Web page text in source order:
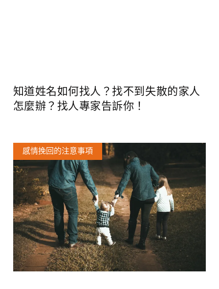
知道姓名如何找人？找不到失散的家人
怎麼辦？找人專家告訴你！
感情挽回的注意事項